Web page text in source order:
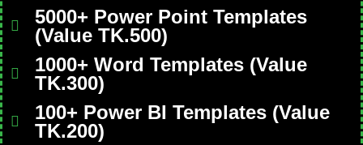
5000+ Power Point Templates
(Value TK.500)
1000+ Word Templates (Value
TK.300)
100+ Power BI Templates (Value
TK.200)